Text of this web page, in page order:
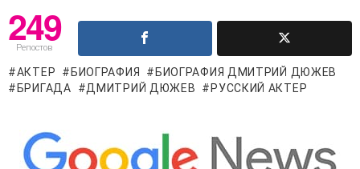
249
Репостов
АКТЕР БИОГРАФИЯ
БИОГРАФИЯ ДМИТРИЙ ДЮЖЕВ
БРИГАДА
ДМИТРИЙ ДЮЖЕВ РУССКИЙ АКТЕР